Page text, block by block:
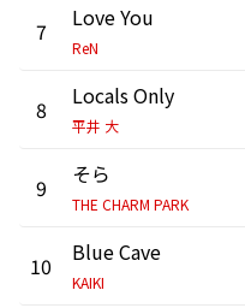
7 Love You
ReN
8 Locals Only
平井 大
9 そら
THE CHARM PARK
10 Blue Cave
KAIKI